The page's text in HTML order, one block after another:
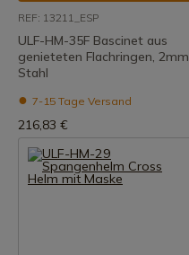
REF: 13211_ESP
ULF-HM-35F Bascinet aus
genieteten Flachringen, 2mm
Stahl
7-15 Tage Versand
216,83 €